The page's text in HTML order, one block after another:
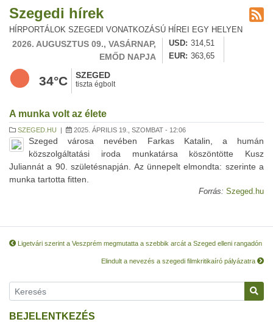
Szegedi hírek
HÍRPORTÁLOK SZEGEDI VONATKOZÁSÚ HÍREI EGY HELYEN
2026. AUGUSZTUS 09., VASÁRNAP,
EMŐD NAPJA
USD
314,51
EUR
363,65
34°C SZEGED
tiszta égbolt
A munka volt az élete
SZEGED.HU | 2025. ÁPRILIS 19., SZOMBAT - 12:06
Szeged városa nevében Farkas Katalin, a humán
közszolgáltatási iroda munkatársa köszöntötte Kusz
Juliannát a 90. születésnapján. Az ünnepelt elmondta: szerinte a
munka tartotta fitten.
Forrás: Szeged.hu
Ligetvári szerint a Veszprém megmutatta a szebbik arcát a Szeged elleni rangadón
Elindult a nevezés a szegedi filmkritikaíró pályázatra
BEJELENTKEZÉS